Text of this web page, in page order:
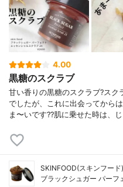
4.00
黒糖のスクラブ
甘い香りの黒糖のスクラブ?ス
でしたが、これに出会ってから
ま〜いです??肌に乗せた時は、
SKINFOOD(スキンフード)
ブラックシュガー パーフ